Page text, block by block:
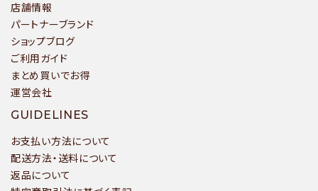
店舗情報
パートナーブランド
ショップブログ
ご利用ガイド
まとめ買いでお得
運営会社
GUIDELINES
お支払い方法について
配送方法・送料について
返品について